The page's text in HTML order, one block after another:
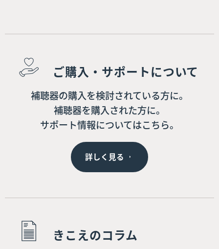
ご購入・サポートについて
補聴器の購入を検討されている方に。
補聴器を購入された方に。
サポート情報についてはこちら。
詳しく見る
きこえのコラム